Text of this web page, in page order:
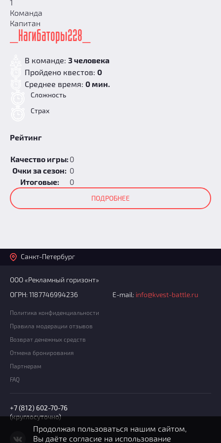
1
Команда
Капитан
_Нагибаторы228_
В команде: 3 человека
Пройдено квестов: 0
Среднее время: 0 мин.
Сложность
Страх
Рейтинг
Качество игры: 0
Очки за сезон: 0
Итоговые:
0
ПОДРОБНЕЕ
Санкт-Петербург
ООО «Рекламный горизонт»
ОГРН: 1187746994236
E-mail: info@kvest-battle.ru
Политика конфиденциальности
Правила модерации отзывов
Возврат денежных средств
Отмена бронирования
Партнерам
FAQ
+7 (812) 602-70-76
(круглосуточно)
Продолжая пользоваться нашим сайтом,
Вы даёте согласие на использование